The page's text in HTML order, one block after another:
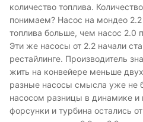
количество топлива.
понимаем? Насос на мондео 2.2
топлива больше, чем насос 2.0
Эти же насосы от 2.2 начали
рестайлинге. Производитель
жить на конвейере меньше
разные насосы смысла уже не
насосом разницы в динамике и
форсунки и турбина остались